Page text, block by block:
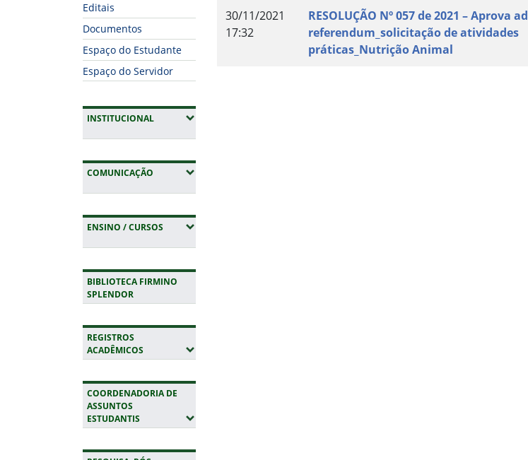
Editais
Documentos
Espaço do Estudante
Espaço do Servidor
INSTITUCIONAL(EXPANDIR SUBMENUS)
COMUNICAÇÃO (EXPANDIR SUBMENUS)
ENSINO / CURSOS (EXPANDIR SUBMENUS)
BIBLIOTECA FIRMINO
SPLENDOR
REGISTROS
ACADÊMICOS (EXPANDIR SUBMENUS)
COORDENADORIA DE
ASSUNTOS
ESTUDANTIS (EXPANDIR SUBMENUS)
30/11/2021
17:32
RESOLUÇÃO Nº 057 de 2021 – Aprova ad
referendum_solicitação de atividades
práticas_Nutrição Animal